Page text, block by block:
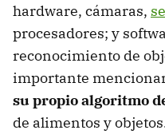
hardware, cámaras,
procesadores; y
reconocimiento de
importante
su propio algoritmo
de alimentos y